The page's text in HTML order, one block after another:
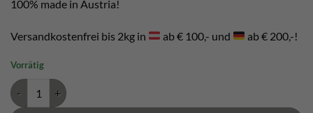
100% made in Austria!
Versandkostenfrei bis 2kg in ab € 100,- und ab € 200,-!
Vorrätig
Rockit Schrauber Austrialpin eloxiert Menge